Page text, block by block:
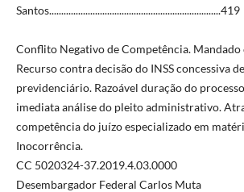
Santos.......................................................................419
Conflito Negativo de Competência. Mandado
Recurso contra decisão do INSS concessiva
previdenciário. Razoável duração do
imediata análise do pleito administrativo.
competência do juízo especializado em
Inocorrência.
CC 5020324-37.2019.4.03.0000
Desembargador Federal Carlos Muta